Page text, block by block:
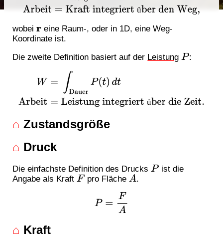
ü
wobeir eine Raum-, oder in 1D, eine Weg-
Koordinate ist.
Die zweite Definition basiert auf der Leistung P :
ü
Dauer t)d Arbeit =Leistung integriert über die
Zeit.
⌂ Zustandsgröße
⌂ Druck
Die einfachste Definition des Drucks P ist die
Angabe als Kraft F pro Fläche A .
P
A
⌂ Kraft